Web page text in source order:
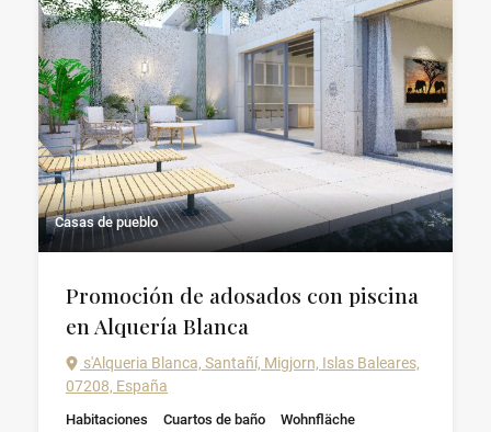
Casas de pueblo
Promoción de adosados con piscina
en Alquería Blanca
s'Alqueria Blanca, Santañí, Migjorn, Islas Baleares,
07208, España
Habitaciones
Cuartos de baño
Wohnfläche